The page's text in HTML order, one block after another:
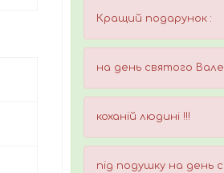
Кращий подарунок :
на день святого
коханій людині !!!
під подушку на день